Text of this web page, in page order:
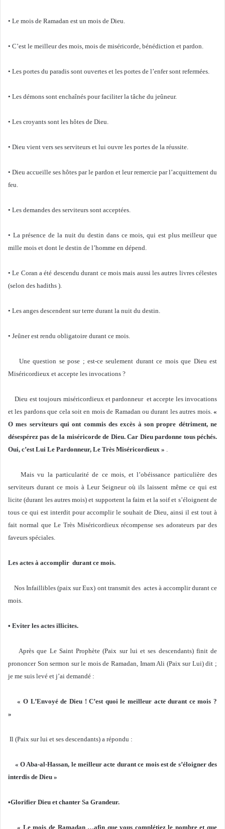
• Le mois de Ramadan est un mois de Dieu.
• C’est le meilleur des mois, mois de miséricorde, bénédiction et pardon.
• Les portes du paradis sont ouvertes et les portes de l’enfer sont refermées.
• Les démons sont enchaînés pour faciliter la tâche du jeûneur.
• Les croyants sont les hôtes de Dieu.
• Dieu vient vers ses serviteurs et lui ouvre les portes de la réussite.
• Dieu accueille ses hôtes par le pardon et leur remercie par l’acquittement du
feu.
• Les demandes des serviteurs sont acceptées.
• La présence de la nuit du destin dans ce mois, qui est plus meilleur que
mille mois et dont le destin de l’homme en dépend.
• Le Coran a été descendu durant ce mois mais aussi les autres livres célestes
(selon des hadiths ).
• Les anges descendent sur terre durant la nuit du destin.
• Jeûner est rendu obligatoire durant ce mois.
Une question se pose ; est-ce seulement durant ce mois que Dieu est
Miséricordieux et accepte les invocations ?
Dieu est toujours miséricordieux et pardonneur et accepte les invocations
et les pardons que cela soit en mois de Ramadan ou durant les autres mois. «
O mes serviteurs qui ont commis des excès à son propre détriment, ne
désespérez pas de la miséricorde de Dieu. Car Dieu pardonne tous péchés.
Oui, c’est Lui Le Pardonneur, Le Très Miséricordieux »
Mais vu la particularité de ce mois, et l’obéissance particulière des
serviteurs durant ce mois à Leur Seigneur où ils laissent même ce qui est
licite (durant les autres mois) et supportent la faim et la soif et s’éloignent de
tous ce qui est interdit pour accomplir le souhait de Dieu, ainsi il est tout à
fait normal que Le Très Miséricordieux récompense ses adorateurs par des
faveurs spéciales.
Les actes à accomplir durant ce mois.
Nos Infaillibles (paix sur Eux) ont transmit des actes à accomplir durant ce
mois.
• Eviter les actes illicites.
Après que Le Saint Prophète (Paix sur lui et ses descendants) finit de
prononcer Son sermon sur le mois de Ramadan, Imam Ali (Paix sur Lui) dit ;
je me suis levé et j’ai demandé :
« O L’Envoyé de Dieu ! C’est quoi le meilleur acte durant ce mois ?
»
Il (Paix sur lui et ses descendants) a répondu :
« O Aba-al-Hassan, le meilleur acte durant ce mois est de s’éloigner des
interdis de Dieu »
•Glorifier Dieu et chanter Sa Grandeur.
« Le mois de Ramadan …afin que vous complétiez le nombre et que